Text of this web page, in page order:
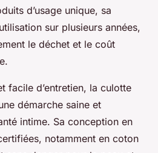
d’usage unique, sa
sur plusieurs années,
le déchet et le coût
facile d’entretien, la culotte
démarche saine et
intime. Sa conception en
notamment en coton